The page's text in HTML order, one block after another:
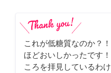
これが低糖質なのか？
ほどおいしかったです
ころを拝見しているわ